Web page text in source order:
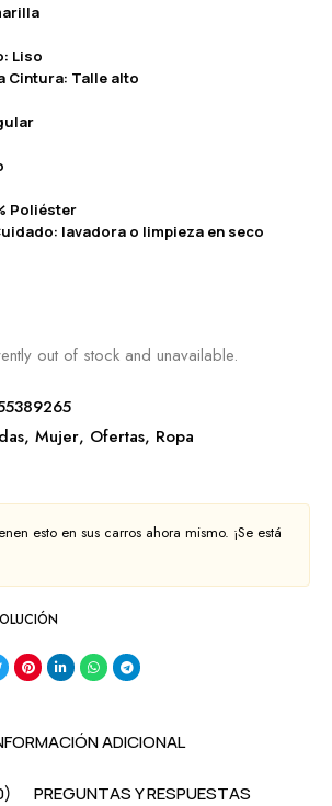
Liso
Cintura: Talle alto
Poliéster
lavadora o limpieza en seco
out of stock and unavailable.
, Mujer, Ofertas, Ropa
esto en sus carros ahora mismo. ¡Se está
ADICIONAL
PREGUNTAS Y RESPUESTAS